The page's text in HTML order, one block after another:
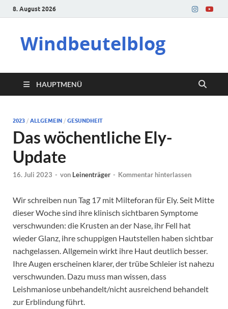
8. August 2026
Windbeutelblog
HAUPTMENÜ
2023 / ALLGEMEIN / GESUNDHEIT
Das wöchentliche Ely-
Update
16. Juli 2023 - von Leinenträger - Kommentar hinterlassen
Wir schreiben nun Tag 17 mit Milteforan für Ely. Seit Mitte
dieser Woche sind ihre klinisch sichtbaren Symptome
verschwunden: die Krusten an der Nase, ihr Fell hat
wieder Glanz, ihre schuppigen Hautstellen haben sichtbar
nachgelassen. Allgemein wirkt ihre Haut deutlich besser.
Ihre Augen erscheinen klarer, der trübe Schleier ist nahezu
verschwunden. Dazu muss man wissen, dass
Leishmaniose unbehandelt/nicht ausreichend behandelt
zur Erblindung führt.